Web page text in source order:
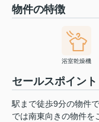
物件の特徴
浴室乾燥機
セールスポイント
駅まで徒歩9分の物件
では南東向きの物件